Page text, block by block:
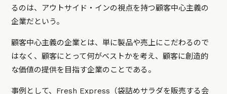
るのは、アウトサイド・インの視点を持つ顧客中心主義の
企業だという。
顧客中心主義の企業とは、単に製品や売上にこだわるので
はなく、顧客にとって何がベストかを考え、顧客に創造的
な価値の提供を目指す企業のことである。
事例として、Fresh Express（袋詰めサラダを販売する会